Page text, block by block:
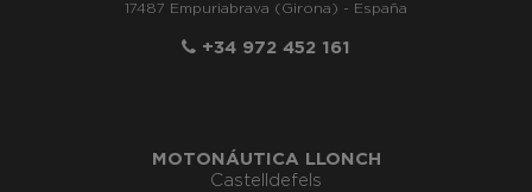
17487 Empuriabrava (Girona) - España
+34 972 452 161
MOTONÁUTICA LLONCH
Castelldefels